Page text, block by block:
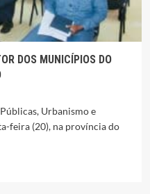
DOS MUNICÍPIOS DO
Urbanismo e
feira (20), na província do